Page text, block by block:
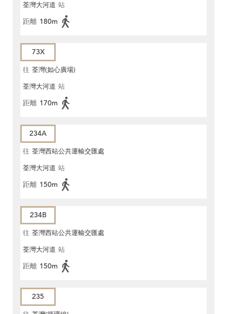
荃灣大河道 站
距離 180m
73X
往 荃灣(如心廣場)
荃灣大河道 站
距離 170m
234A
往 荃灣西站公共運輸交匯處
荃灣大河道 站
距離 150m
234B
往 荃灣西站公共運輸交匯處
荃灣大河道 站
距離 150m
235